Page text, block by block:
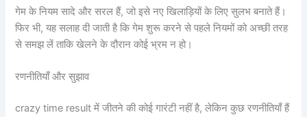
गेम के नियम सादे और सरल हैं, जो इसे नए खिलाड़ियों के लिए सुलभ बनाते हैं।
फिर भी, यह सलाह दी जाती है कि गेम शुरू करने से पहले नियमों को अच्छी तरह
से समझ लें ताकि खेलने के दौरान कोई भ्रम न हो।
रणनीतियाँ और सुझाव
crazy time result में जीतने की कोई गारंटी नहीं है, लेकिन कुछ रणनीतियाँ हैं